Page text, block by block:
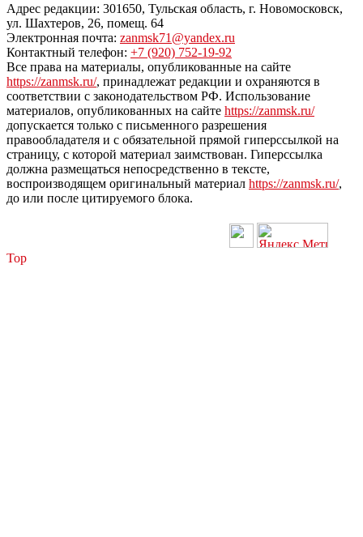
Адрес редакции: 301650, Тульская область, г. Новомосковск,
ул. Шахтеров, 26, помещ. 64
Электронная почта: zanmsk71@yandex.ru
Контактный телефон: +7 (920) 752-19-92
Все права на материалы, опубликованные на сайте
https://zanmsk.ru/, принадлежат редакции и охраняются в
соответствии с законодательством РФ. Использование
материалов, опубликованных на сайте https://zanmsk.ru/
допускается только с письменного разрешения
правообладателя и с обязательной прямой гиперссылкой на
страницу, с которой материал заимствован. Гиперссылка
должна размещаться непосредственно в тексте,
воспроизводящем оригинальный материал https://zanmsk.ru/,
до или после цитируемого блока.
Top